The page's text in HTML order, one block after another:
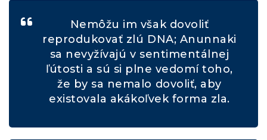
Nemôžu im však dovoliť
reprodukovať zlú DNA; Anunnaki
sa nevyžívajú v sentimentálnej
ľútosti a sú si plne vedomí toho,
že by sa nemalo dovoliť, aby
existovala akákoľvek forma zla.